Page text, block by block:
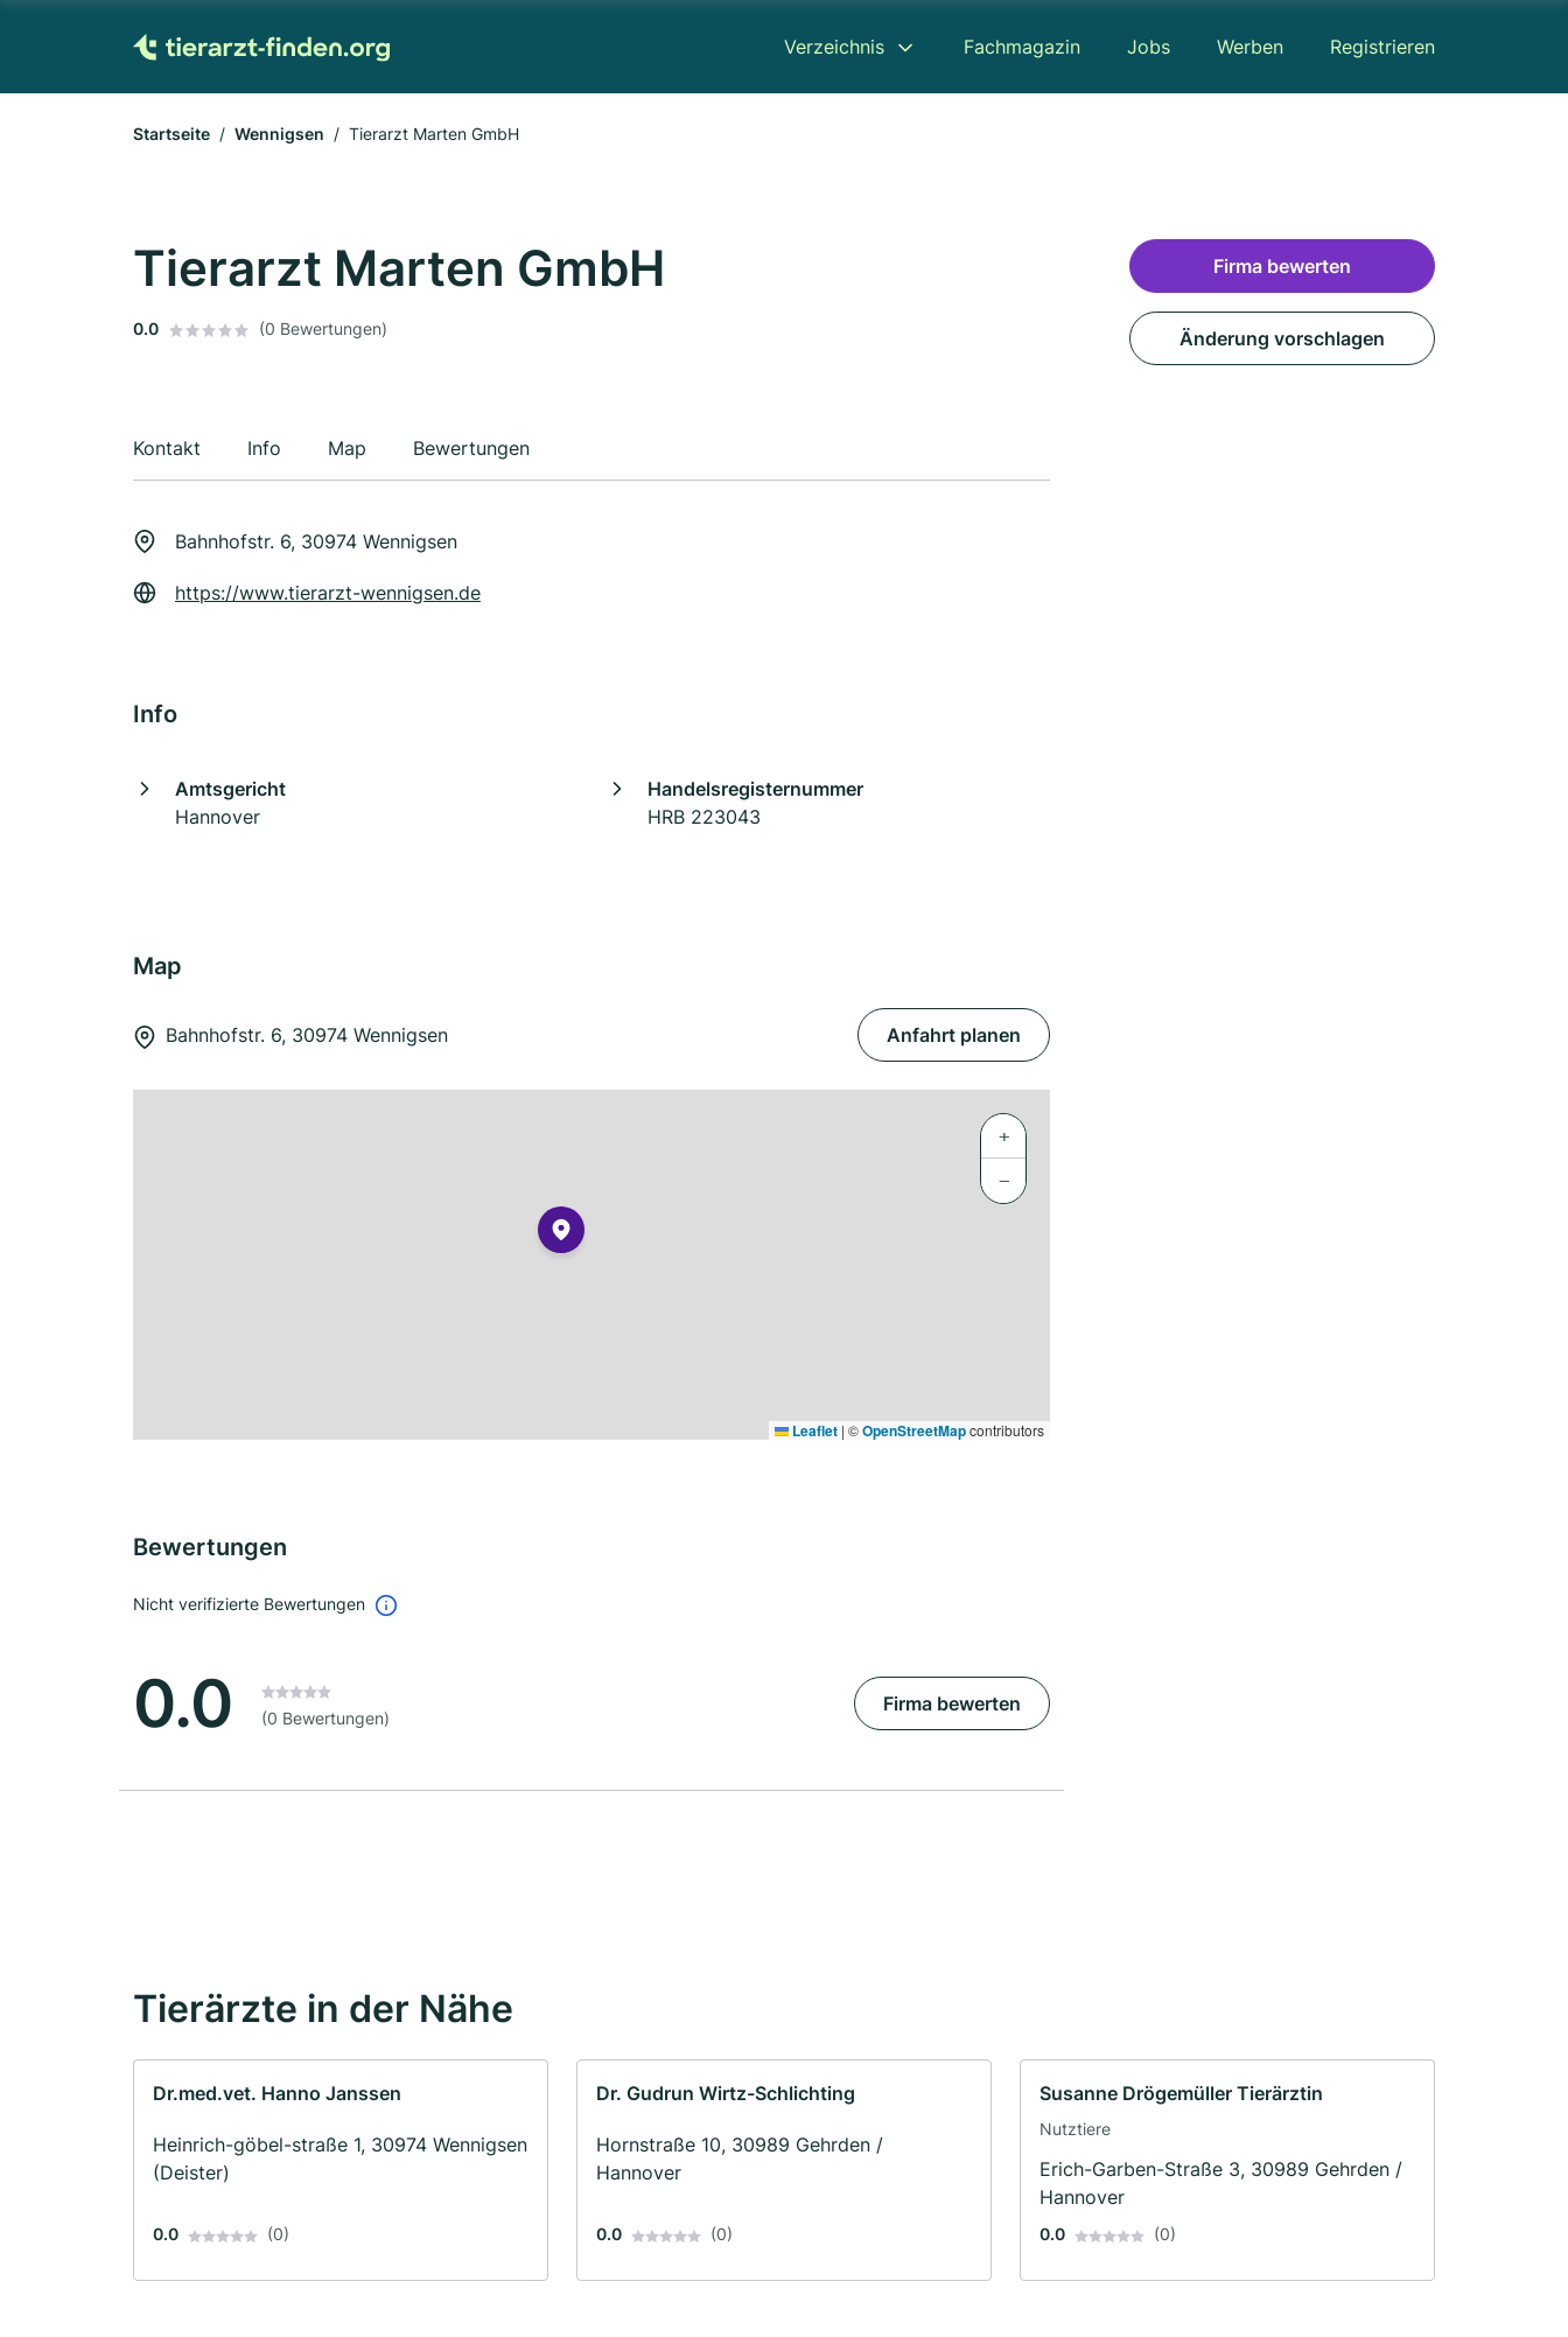
Verzeichnis Fachmagazin Jobs Werben Registrieren
Startseite Wennigsen Tierarzt Marten GmbH
Tierarzt Marten GmbH
0.0 (0 Bewertungen)
Kontakt Info Map Bewertungen
Bahnhofstr. 6, 30974 Wennigsen
https://www.tierarzt-wennigsen.de
Info
Amtsgericht
Hannover
Handelsregisternummer
HRB 223043
Map
Bahnhofstr. 6, 30974 Wennigsen Anfahrt planen
+
−
Leaflet | ©OpenStreetMapcontributors
Bewertungen
Nicht verifizierte Bewertungen
0.0 (0 Bewertungen)
Firma bewerten
Firma bewerten
Änderung vorschlagen
Tierärzte in der Nähe
Dr.med.vet. Hanno Janssen
Heinrich-göbel-straße 1, 30974 Wennigsen
(Deister)
0.0 (0)
Dr. Gudrun Wirtz-Schlichting
Hornstraße 10, 30989 Gehrden /
Hannover
0.0 (0)
Susanne Drögemüller Tierärztin
Nutztiere
Erich-Garben-Straße 3, 30989 Gehrden /
Hannover
0.0 (0)